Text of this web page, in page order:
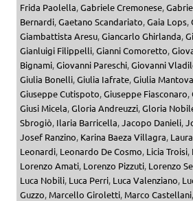
Frida Paolella,Gabriele Cremonese,
Bernardi,Gaetano Scandariato,Gaia Lops,
Giambattista Aresu,Giancarlo Ghirlanda,
Gianluigi Filippelli,Gianni Comoretto,
Bignami,Giovanni Pareschi,Giovanni
Giulia Bonelli,Giulia Iafrate,Giulia
Giuseppe Cutispoto,Giuseppe Fiasconaro,
Giusi Micela,Gloria Andreuzzi,Gloria
Sbrogiò, Ilaria Barricella,Jacopo Danieli,
Josef Ranzino, Karina Baeza Villagra,
Leonardi, Leonardo De Cosmo, Licia Troisi,
Lorenzo Amati, Lorenzo Pizzuti, Lorenzo
Luca Nobili, Luca Perri, Luca Valenziano,
Guzzo, Marcello Giroletti, Marco Castellani,